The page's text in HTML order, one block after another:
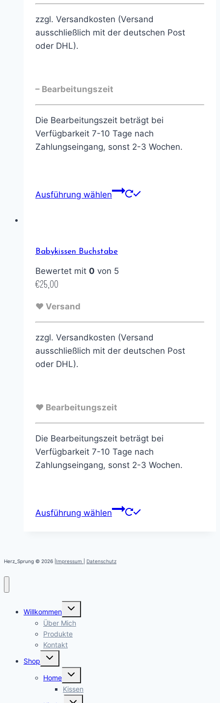
zzgl. Versandkosten (Versand
ausschließlich mit der deutschen Post
oder DHL).
– Bearbeitungszeit
Die Bearbeitungszeit beträgt bei
Verfügbarkeit 7-10 Tage nach
Zahlungseingang, sonst 2-3 Wochen.
Ausführung wählen
Babykissen Buchstabe
Bewertet mit 0 von 5
€25,00
♥ Versand
zzgl. Versandkosten (Versand
ausschließlich mit der deutschen Post
oder DHL).
♥ Bearbeitungszeit
Die Bearbeitungszeit beträgt bei
Verfügbarkeit 7-10 Tage nach
Zahlungseingang, sonst 2-3 Wochen.
Ausführung wählen
Herz_Sprung © 2026 | Impressum Datenschutz
Willkommen
Untermenü
Über Mich
Produkte
Kontakt
Shop
Untermenü
Home
Untermenü
Kissen
Untermenü